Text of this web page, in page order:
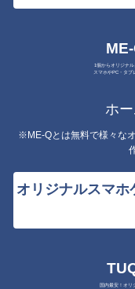
1個からオリジナル
スマホやPC・タブ
ホ
※ME-Qとは無料で様々な
オリジナルスマ
国内最安！オリ